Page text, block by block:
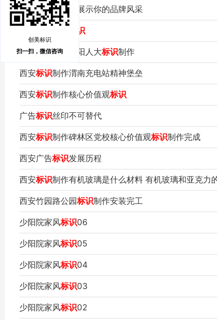
西安标识 制作：展示你的品牌风采
标识
西安 标识制作咸阳人大标识制作
西安标识制作渭南充电站精神堡垒
西安标识制作核心价值观标识
广告标识丝印不可替代
西安标识制作碑林区党校核心价值观标识制作完成
西安广告标识发展历程
西安标识制作有机玻璃是什么材料 有机玻璃和亚克力
西安竹园路公园标识制作安装完工
少阳院家风标识06
少阳院家风标识05
少阳院家风标识04
少阳院家风标识03
少阳院家风标识02
创美标识
扫一扫，微信咨询